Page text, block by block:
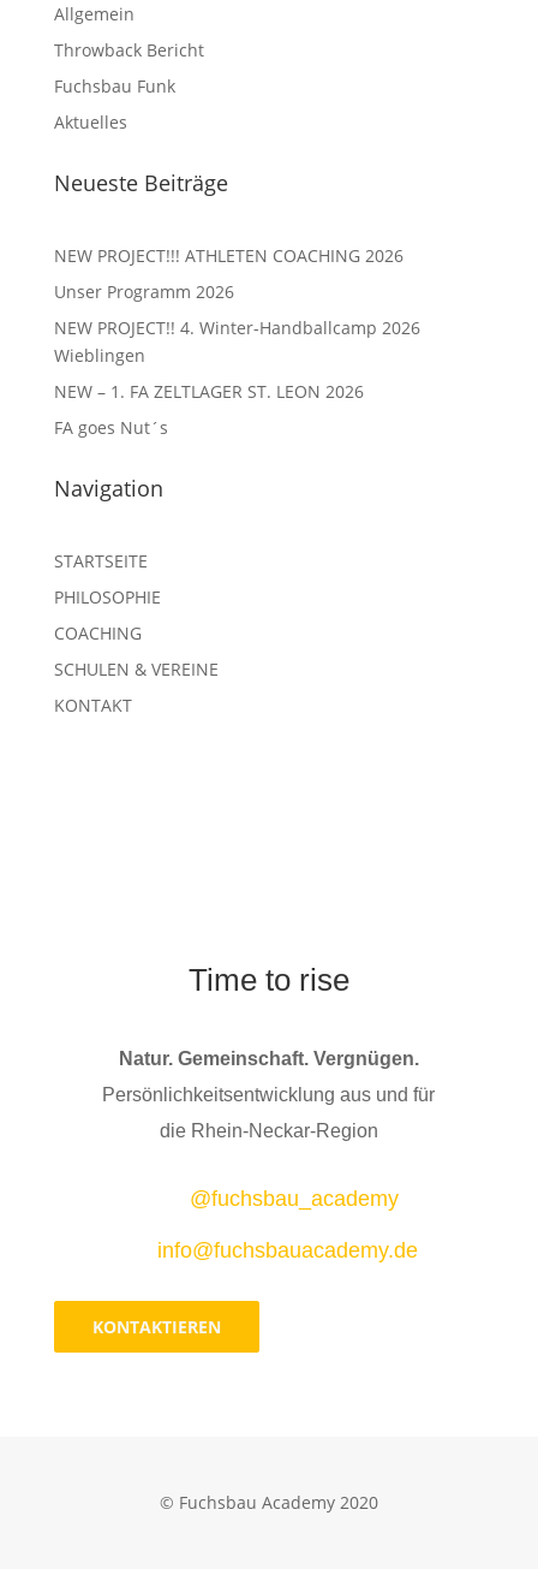
Allgemein
Throwback Bericht
Fuchsbau Funk
Aktuelles
Neueste Beiträge
NEW PROJECT!!! ATHLETEN COACHING 2026
Unser Programm 2026
NEW PROJECT!! 4. Winter-Handballcamp 2026
Wieblingen
NEW – 1. FA ZELTLAGER ST. LEON 2026
FA goes Nut´s
Navigation
STARTSEITE
PHILOSOPHIE
COACHING
SCHULEN & VEREINE
KONTAKT
Time to rise
Natur. Gemeinschaft. Vergnügen.
Persönlichkeitsentwicklung aus und für
die Rhein-Neckar-Region
@fuchsbau_academy
info@fuchsbauacademy.de
KONTAKTIEREN
© Fuchsbau Academy 2020